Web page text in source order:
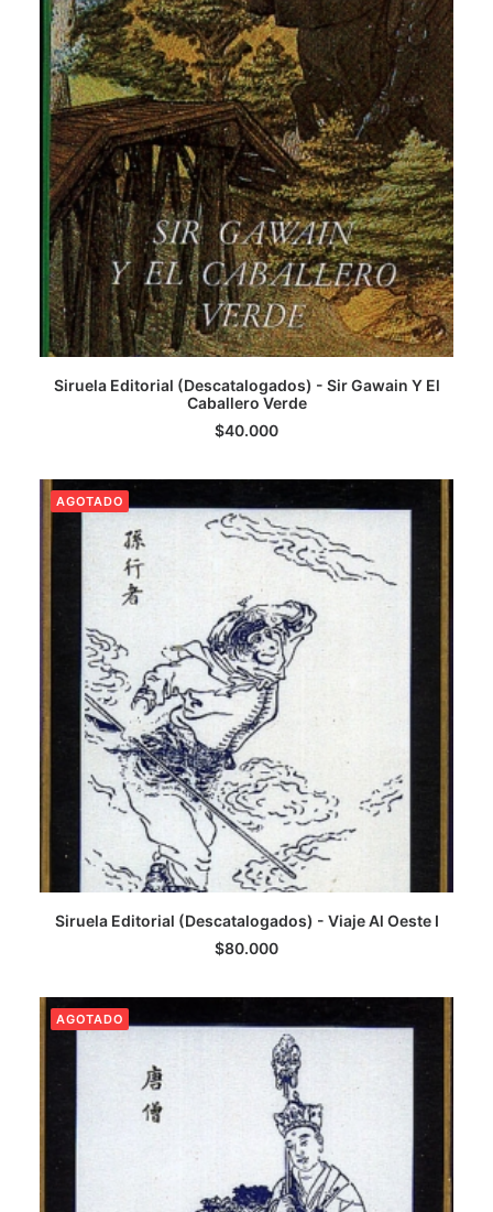
AGREGAR AL CARRITO
Siruela Editorial (Descatalogados) - Sir Gawain Y El
Caballero Verde
$40.000
AGOTADO
LEER MÁS
Siruela Editorial (Descatalogados) - Viaje Al Oeste I
$80.000
AGOTADO